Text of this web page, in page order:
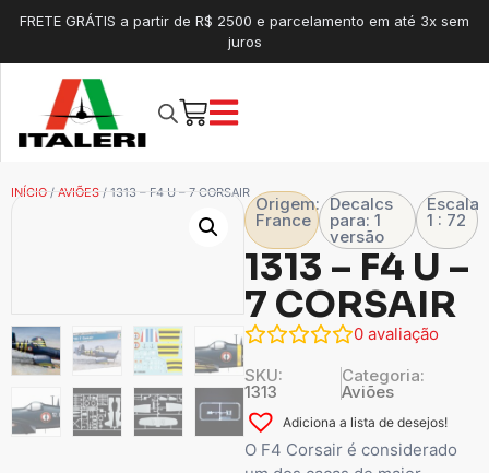
FRETE GRÁTIS a partir de R$ 2500 e parcelamento em até 3x sem
juros
INÍCIO / AVIÕES / 1313 – F4 U – 7 CORSAIR
Origem:
France
Decalcs
para: 1
versão
Escala
1 : 72
1313 – F4 U –
7 CORSAIR
0 avaliação
SKU:
1313
Categoria:
Aviões
Adiciona a lista de desejos!
O F4 Corsair é considerado